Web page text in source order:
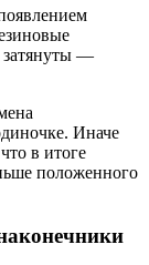
затянуты —
Иначе
в итоге
положенного